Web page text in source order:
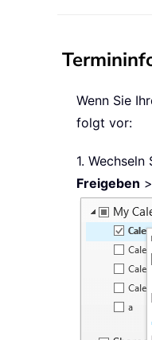
Wenn Sie
folgt vor:
1. Wechseln
Freigeben >